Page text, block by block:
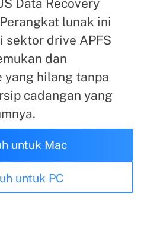
Data Recovery
lunak ini
sektor drive APFS
dan
hilang tanpa
cadangan yang
untuk Mac
untuk PC